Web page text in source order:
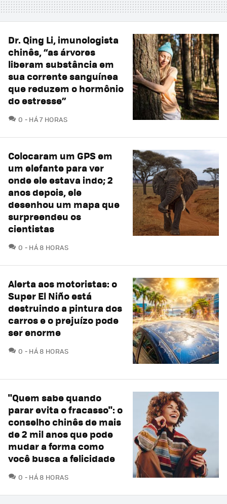
Dr. Qing Li, imunologista
chinês, “as árvores
liberam substância em
sua corrente sanguínea
que reduzem o hormônio
do estresse”
0 COMENTÁRIOS
HÁ 7 HORAS
Colocaram um GPS em
um elefante para ver
onde ele estava indo; 2
anos depois, ele
desenhou um mapa que
surpreendeu os
cientistas
0 COMENTÁRIOS
HÁ 8 HORAS
Alerta aos motoristas: o
Super El Niño está
destruindo a pintura dos
carros e o prejuízo pode
ser enorme
0 COMENTÁRIOS
HÁ 8 HORAS
"Quem sabe quando
parar evita o fracasso": o
conselho chinês de mais
de 2 mil anos que pode
mudar a forma como
você busca a felicidade
0 COMENTÁRIOS
HÁ 8 HORAS